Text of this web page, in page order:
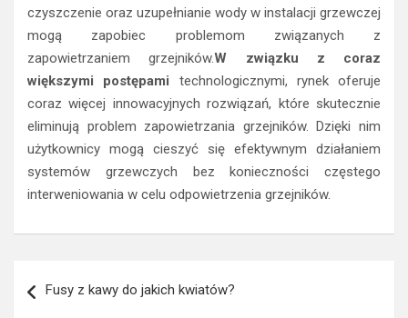
czyszczenie oraz uzupełnianie wody w instalacji grzewczej
mogą zapobiec problemom związanych z
zapowietrzaniem grzejników.W związku z coraz
większymi postępami technologicznymi, rynek oferuje
coraz więcej innowacyjnych rozwiązań, które skutecznie
eliminują problem zapowietrzania grzejników. Dzięki nim
użytkownicy mogą cieszyć się efektywnym działaniem
systemów grzewczych bez konieczności częstego
interweniowania w celu odpowietrzenia grzejników.
wpisu
Fusy z kawy do jakich kwiatów?